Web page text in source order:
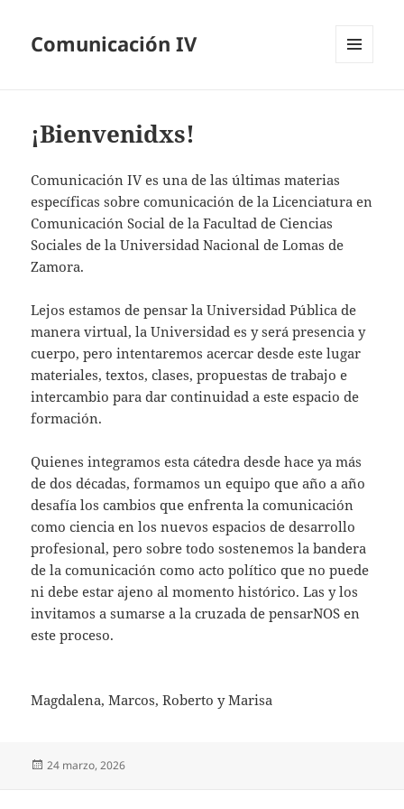
Comunicación IV
¡Bienvenidxs!
Comunicación IV es una de las últimas materias
específicas sobre comunicación de la Licenciatura en
Comunicación Social de la Facultad de Ciencias
Sociales de la Universidad Nacional de Lomas de
Zamora.
Lejos estamos de pensar la Universidad Pública de
manera virtual, la Universidad es y será presencia y
cuerpo, pero intentaremos acercar desde este lugar
materiales, textos, clases, propuestas de trabajo e
intercambio para dar continuidad a este espacio de
formación.
Quienes integramos esta cátedra desde hace ya más
de dos décadas, formamos un equipo que año a año
desafía los cambios que enfrenta la comunicación
como ciencia en los nuevos espacios de desarrollo
profesional, pero sobre todo sostenemos la bandera
de la comunicación como acto político que no puede
ni debe estar ajeno al momento histórico. Las y los
invitamos a sumarse a la cruzada de pensarNOS en
este proceso.
Magdalena, Marcos, Roberto y Marisa
Publicado
24 marzo, 2026